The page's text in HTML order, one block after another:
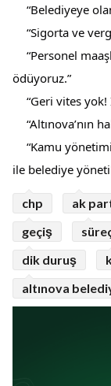
“Belediyeye
“Sigorta ve
“Personel
ödüyoruz.”
“Geri vites
“Altınova’nın
“Kamu
ile belediye
chp ak
geçiş
dik duruş
altınova